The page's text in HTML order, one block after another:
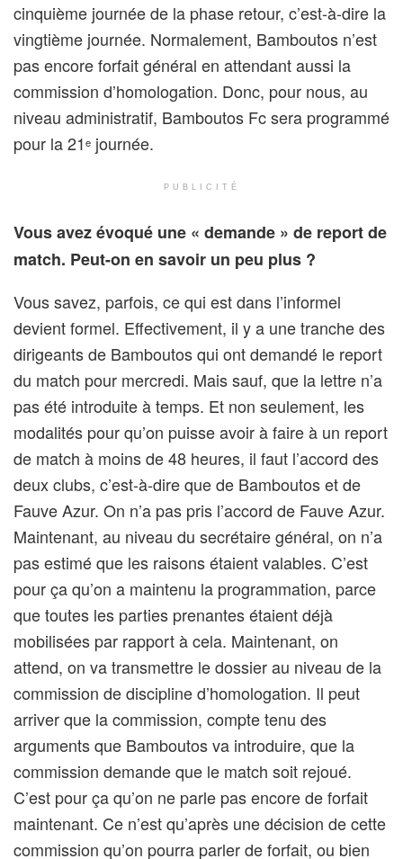
cinquième journée de la phase retour, c’est-à-dire la
vingtième journée. Normalement, Bamboutos n’est
pas encore forfait général en attendant aussi la
commission d’homologation. Donc, pour nous, au
niveau administratif, Bamboutos Fc sera programmé
pour la 21e journée.
PUBLICITÉ
Vous avez évoqué une « demande » de report de
match. Peut-on en savoir un peu plus ?
Vous savez, parfois, ce qui est dans l’informel
devient formel. Effectivement, il y a une tranche des
dirigeants de Bamboutos qui ont demandé le report
du match pour mercredi. Mais sauf, que la lettre n’a
pas été introduite à temps. Et non seulement, les
modalités pour qu’on puisse avoir à faire à un report
de match à moins de 48 heures, il faut l’accord des
deux clubs, c’est-à-dire que de Bamboutos et de
Fauve Azur. On n’a pas pris l’accord de Fauve Azur.
Maintenant, au niveau du secrétaire général, on n’a
pas estimé que les raisons étaient valables. C’est
pour ça qu’on a maintenu la programmation, parce
que toutes les parties prenantes étaient déjà
mobilisées par rapport à cela. Maintenant, on
attend, on va transmettre le dossier au niveau de la
commission de discipline d’homologation. Il peut
arriver que la commission, compte tenu des
arguments que Bamboutos va introduire, que la
commission demande que le match soit rejoué.
C’est pour ça qu’on ne parle pas encore de forfait
maintenant. Ce n’est qu’après une décision de cette
commission qu’on pourra parler de forfait, ou bien